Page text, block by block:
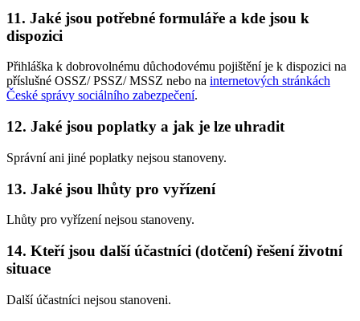
11. Jaké jsou potřebné formuláře a kde jsou k
dispozici
Přihláška k dobrovolnému důchodovému pojištění je k dispozici na
příslušné OSSZ/ PSSZ/ MSSZ nebo na internetových stránkách
České správy sociálního zabezpečení.
12. Jaké jsou poplatky a jak je lze uhradit
Správní ani jiné poplatky nejsou stanoveny.
13. Jaké jsou lhůty pro vyřízení
Lhůty pro vyřízení nejsou stanoveny.
14. Kteří jsou další účastníci (dotčení) řešení životní
situace
Další účastníci nejsou stanoveni.